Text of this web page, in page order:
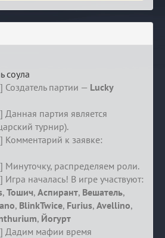
соула
партии — Lucky
партия является
турнир).
к заявке:
распределяем роли.
началась! В игре участвуют:
, Тошич, Аспирант, Вешатель,
, BlinkTwice, Furius, Avellino,
, Йогурт
мафии время